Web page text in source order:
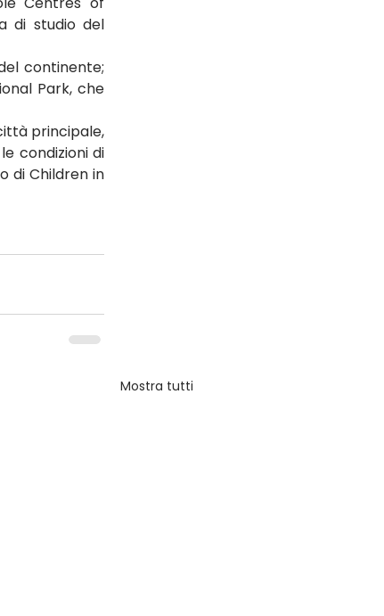
di studio del
continente;
Park, che
principale,
condizioni di
di Children in
Mostra tutti